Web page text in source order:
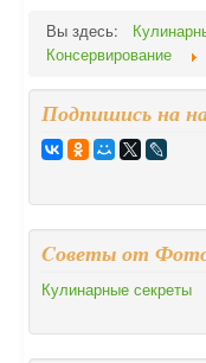
Вы здесь:
Консервирование
Подпишись на
Cоветы от
Кулинарные секреты